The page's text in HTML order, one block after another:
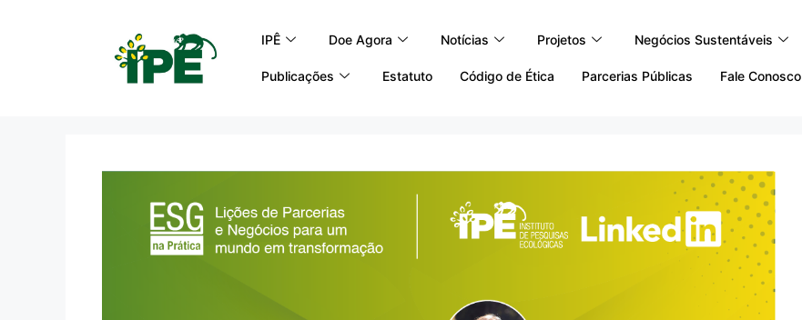
IPÊ Doe Agora Notícias Projetos Negócios Sustentáveis
Publicações Estatuto Código de Ética Parcerias Públicas Fale Conosco